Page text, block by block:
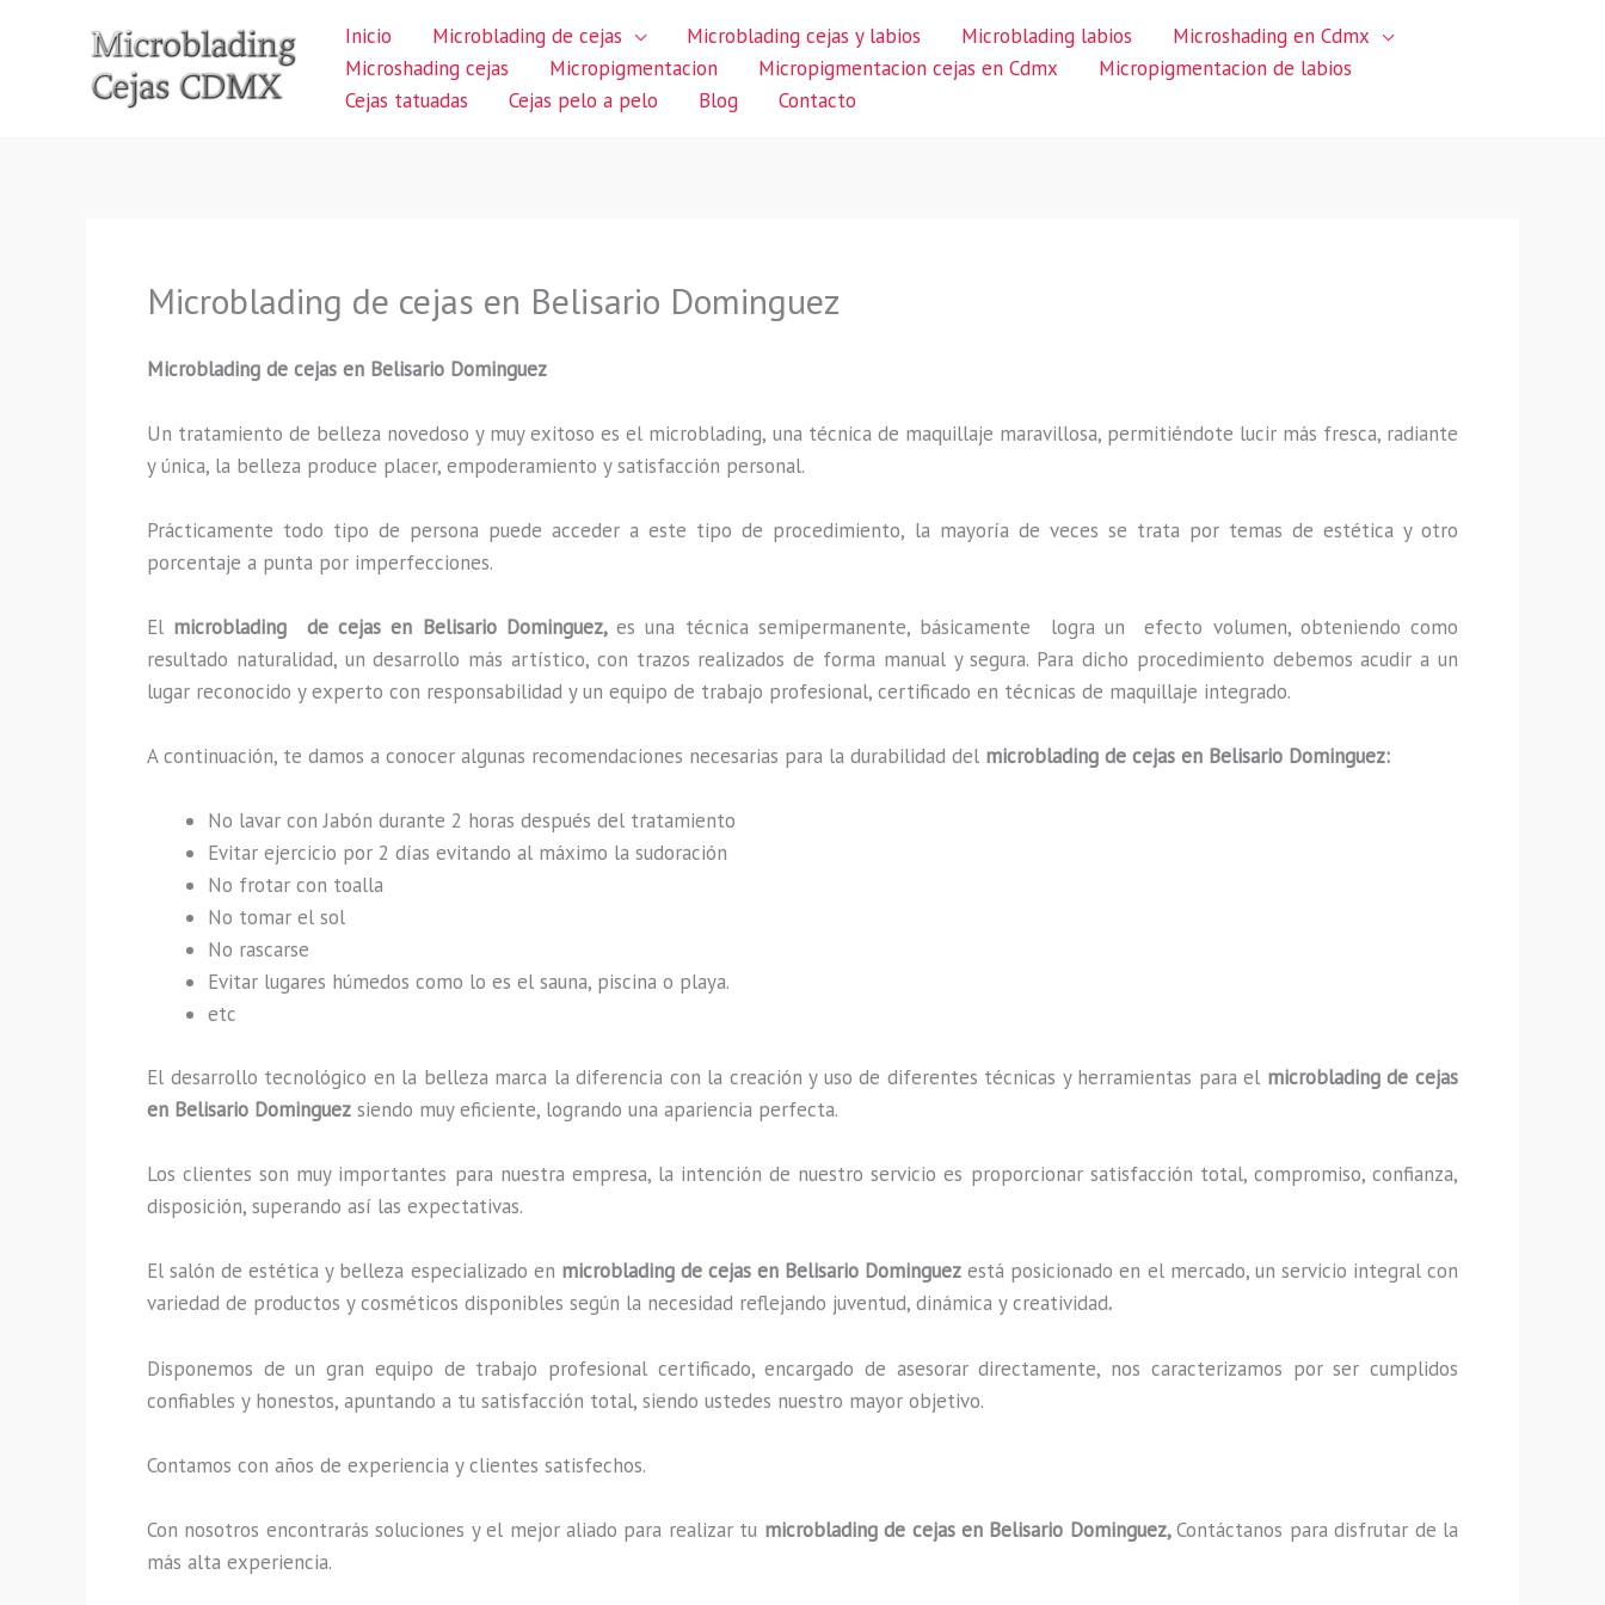
Inicio Microblading de cejas Microblading cejas y labios Microblading labios
Microshading en Cdmx
Microshading cejas
Micropigmentacion Micropigmentacion cejas en Cdmx
Micropigmentacion de labios
Cejas tatuadas
Cejas pelo a pelo Blog Contacto
Microblading de cejas en Belisario Dominguez
Microblading de cejas en Belisario Dominguez
Un tratamiento de belleza novedoso y muy exitoso es el microblading, una técnica de maquillaje maravillosa, permitiéndote lucir más fresca, radiante
y única, la belleza produce placer, empoderamiento y satisfacción personal.
Prácticamente todo tipo de persona puede acceder a este tipo de procedimiento, la mayoría de veces se trata por temas de estética y otro
porcentaje a punta por imperfecciones.
El microblading de cejas en Belisario Dominguez, es una técnica semipermanente, básicamente
logra un efecto volumen, obteniendo como
resultado naturalidad, un desarrollo más artístico, con trazos realizados de forma manual y segura. Para dicho procedimiento debemos acudir a un
lugar reconocido y experto con responsabilidad y un equipo de trabajo profesional, certificado en técnicas de maquillaje integrado.
A continuación, te damos a conocer algunas recomendaciones necesarias para la durabilidad del microblading de cejas en Belisario Dominguez:
No lavar con Jabón durante 2 horas después del tratamiento
Evitar ejercicio por 2 días evitando al máximo la sudoración
No frotar con toalla
No tomar el sol
No rascarse
Evitar lugares húmedos como lo es el sauna, piscina o playa.
etc
El desarrollo tecnológico en la belleza marca la diferencia con la creación y uso de diferentes técnicas y herramientas para el microblading de cejas
en Belisario Dominguez siendo muy eficiente, logrando una apariencia perfecta.
Los clientes son muy importantes para nuestra empresa, la intención de nuestro servicio es proporcionar satisfacción total, compromiso, confianza,
disposición, superando así las expectativas.
El salón de estética y belleza especializado en microblading de cejas en Belisario Dominguez está posicionado en el mercado, un servicio integral con
variedad de productos y cosméticos disponibles según la necesidad reflejando juventud, dinámica y creatividad.
Disponemos de un gran equipo de trabajo profesional certificado, encargado de asesorar directamente, nos caracterizamos por ser cumplidos
confiables y honestos, apuntando a tu satisfacción total, siendo ustedes nuestro mayor objetivo.
Contamos con años de experiencia y clientes satisfechos.
Con nosotros encontrarás soluciones y el mejor aliado para realizar tu microblading de cejas en Belisario Dominguez,Contáctanos para disfrutar de la
más alta experiencia.